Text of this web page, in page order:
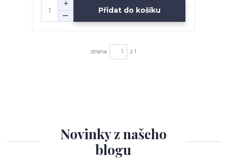
Přidat do košíku
strana z 1
Novinky z našeho
blogu